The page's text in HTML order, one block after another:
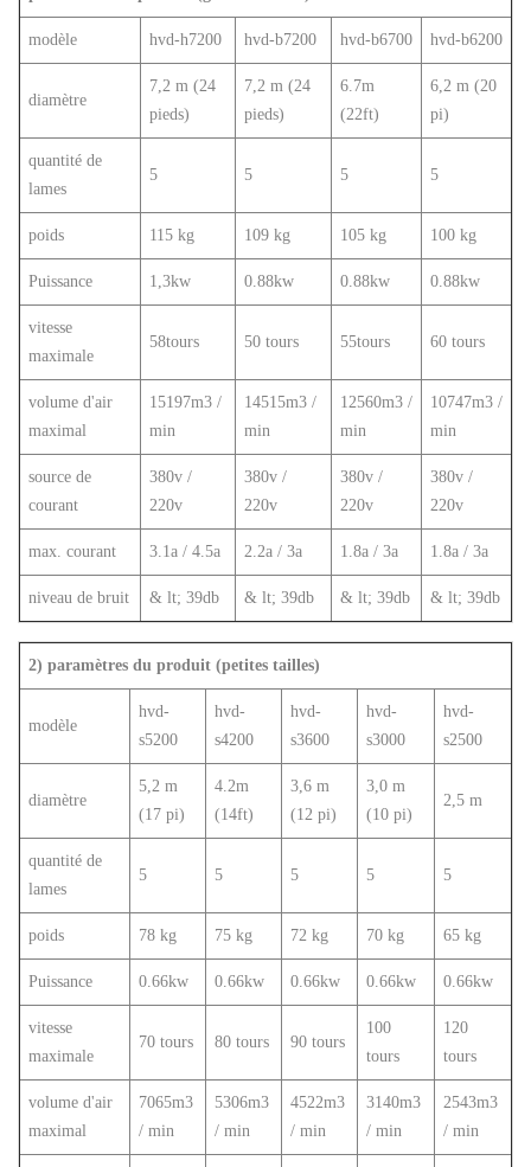
modèle hvd-h7200 hvd-b7200 hvd-b6700 hvd-b6200
diamètre
7,2 m (24
pieds)
7,2 m (24
pieds)
6.7m
(22ft)
6,2 m (20
pi)
quantité de
lames
5 5 5 5
poids 115 kg 109 kg 105 kg 100 kg
Puissance 1,3kw 0.88kw 0.88kw 0.88kw
vitesse
maximale
58tours 50 tours 55tours 60 tours
volume d'air
maximal
15197m3 /
min
14515m3 /
min
12560m3 /
min
10747m3 /
min
source de
courant
380v /
220v
380v /
220v
380v /
220v
380v /
220v
max. courant 3.1a / 4.5a 2.2a / 3a 1.8a / 3a 1.8a / 3a
niveau de bruit & lt; 39db & lt; 39db & lt; 39db & lt; 39db
2) paramètres du produit (petites tailles)
modèle
hvd-
s5200
hvd-
s4200
hvd-
s3600
hvd-
s3000
hvd-
s2500
diamètre
5,2 m
(17 pi)
4.2m
(14ft)
3,6 m
(12 pi)
3,0 m
(10 pi)
2,5 m
quantité de
lames
5 5 5 5 5
poids 78 kg 75 kg 72 kg 70 kg 65 kg
Puissance 0.66kw 0.66kw 0.66kw 0.66kw 0.66kw
vitesse
maximale
70 tours 80 tours 90 tours
100
tours
120
tours
volume d'air
maximal
7065m3
/ min
5306m3
/ min
4522m3
/ min
3140m3
/ min
2543m3
/ min